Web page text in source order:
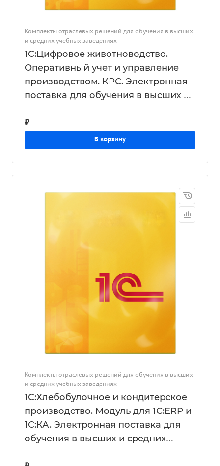
Комплекты отраслевых решений для обучения в высших
и средних учебных заведениях
1С:Цифровое животноводство.
Оперативный учет и управление
производством. КРС. Электронная
поставка для обучения в высших и
₽
В корзину
Комплекты отраслевых решений для обучения в высших
и средних учебных заведениях
1С:Хлебобулочное и кондитерское
производство. Модуль для 1С:ERP и
1С:КА. Электронная поставка для
обучения в высших и средних